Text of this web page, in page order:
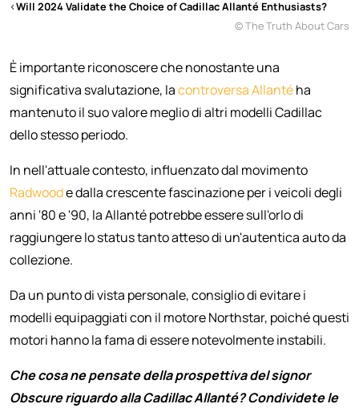
<Will 2024 Validate the Choice of Cadillac Allanté Enthusiasts?
© The Truth About Cars
È importante riconoscere che nonostante una
significativa svalutazione, lacontroversa Allantéha
mantenuto il suo valore meglio di altri modelli Cadillac
dello stesso periodo.
In nell'attuale contesto, influenzato dal movimento
Radwoode dalla crescente fascinazione per i veicoli degli
anni '80 e '90, la Allanté potrebbe essere sull'orlo di
raggiungere lo status tanto atteso di un'autentica auto da
collezione.
Da un punto di vista personale, consiglio di evitare i
modelli equipaggiati con il motore Northstar, poiché questi
motori hanno la fama di essere notevolmente instabili.
Che cosa ne pensate della prospettiva del signor
Obscure riguardo alla Cadillac Allanté? Condividete le